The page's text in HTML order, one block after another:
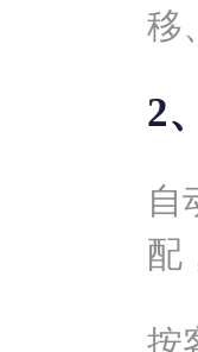
移
2
自
配
按